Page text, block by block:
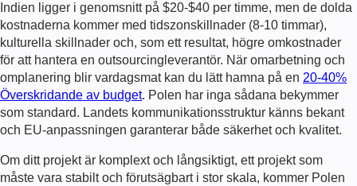
Indien ligger i genomsnitt på $20-$40 per timme, men de dolda
kostnaderna kommer med tidszonskillnader (8-10 timmar),
kulturella skillnader och, som ett resultat, högre omkostnader
för att hantera en outsourcingleverantör. När omarbetning och
omplanering blir vardagsmat kan du lätt hamna på en 20-40%
Överskridande av budget. Polen har inga sådana bekymmer
som standard. Landets kommunikationsstruktur känns bekant
och EU-anpassningen garanterar både säkerhet och kvalitet.
Om ditt projekt är komplext och långsiktigt, ett projekt som
måste vara stabilt och förutsägbart i stor skala, kommer Polen